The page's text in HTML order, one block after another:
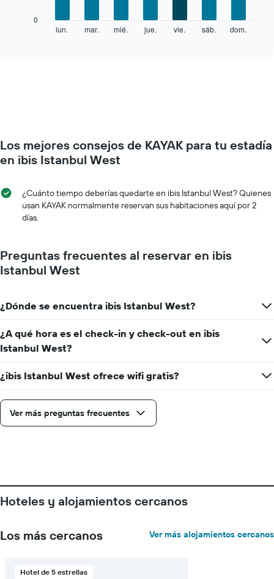
indica
el
de
una
habitación
cada
día
semana
gráfico
X
que
días
de
la
semana.
El
muestra
1
eje
Y
que
de
una
habitación
lun. mar. mié. jue. vie. sáb. dom.
0
Los mejores consejos de KAYAK para tu estadía
en ibis Istanbul West
¿Cuánto tiempo deberías quedarte en ibis Istanbul West? Quienes
usan KAYAK normalmente reservan sus habitaciones aquí por 2
días.
Preguntas frecuentes al reservar en ibis
Istanbul West
¿Dónde se encuentra ibis Istanbul West?
¿A qué hora es el check-in y check-out en ibis
Istanbul West?
¿ibis Istanbul West ofrece wifi gratis?
Ver más preguntas frecuentes
Hoteles y alojamientos cercanos
Los más cercanos Ver más alojamientos cercanos
Hotel de 5 estrellas